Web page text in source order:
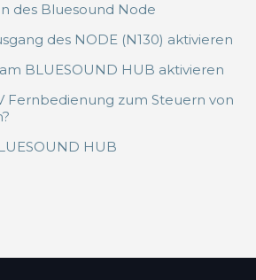
des Bluesound Node
des NODE (N130) aktivieren
BLUESOUND HUB aktivieren
Fernbedienung zum Steuern von
HUB